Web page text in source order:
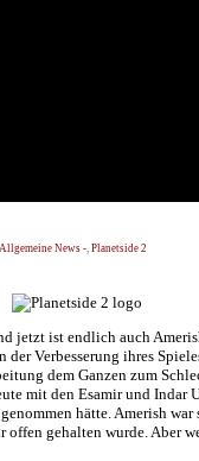
News -, Planetside 2
jetzt ist endlich auch
der Verbesserung ihres
dem Ganzen zum
mit den Esamir und Indar
hätte. Amerish
offen gehalten wurde. Aber